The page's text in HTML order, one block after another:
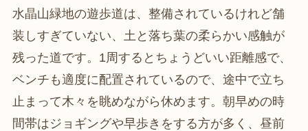
水晶山緑地の遊歩道は、整備されているけれど舗
装しすぎていない、土と落ち葉の柔らかい感触が
残った道です。1周するとちょうどいい距離感で、
ベンチも適度に配置されているので、途中で立ち
止まって木々を眺めながら休めます。朝早めの時
間帯はジョギングや早歩きをする方が多く、昼前